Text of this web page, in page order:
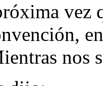
vez
nos